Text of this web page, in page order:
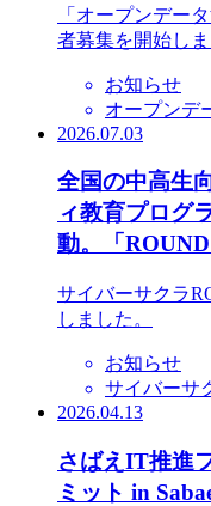
「オープンデー
者募集を開始しま
お知らせ
オープンデ
2026.07.03
全国の中高生
ィ教育プログ
動。「
サイバーサクラ
しました。
お知らせ
サイバーサ
2026.04.13
さばえIT推進
ミット in